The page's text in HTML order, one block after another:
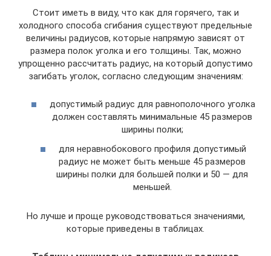
Стоит иметь в виду, что как для горячего, так и
холодного способа сгибания существуют предельные
величины радиусов, которые напрямую зависят от
размера полок уголка и его толщины. Так, можно
упрощенно рассчитать радиус, на который допустимо
загибать уголок, согласно следующим значениям:
допустимый радиус для равнополочного уголка
должен составлять минимальные 45 размеров
ширины полки;
для неравнобокового профиля допустимый
радиус не может быть меньше 45 размеров
ширины полки для большей полки и 50 — для
меньшей.
Но лучше и проще руководствоваться значениями,
которые приведены в таблицах.